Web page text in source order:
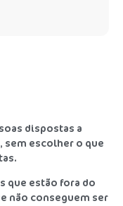
dispostas a
escolher o que
que estão fora do
não conseguem ser